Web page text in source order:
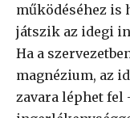
működéséhez is
játszik az idegi
Ha a
magnézium, az
zavara léphet fel